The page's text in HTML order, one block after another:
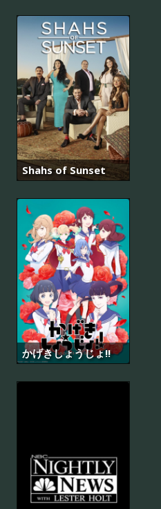
Shahs of Sunset
かげきしょうじょ!!